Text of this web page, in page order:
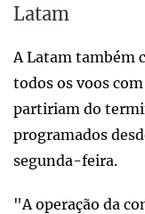
Latam
A Latam também
todos os voos
partiriam do
programados
segunda-feira.
"A operação da